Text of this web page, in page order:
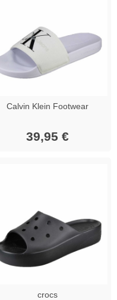
Calvin Klein Footwear
39,95 €
crocs